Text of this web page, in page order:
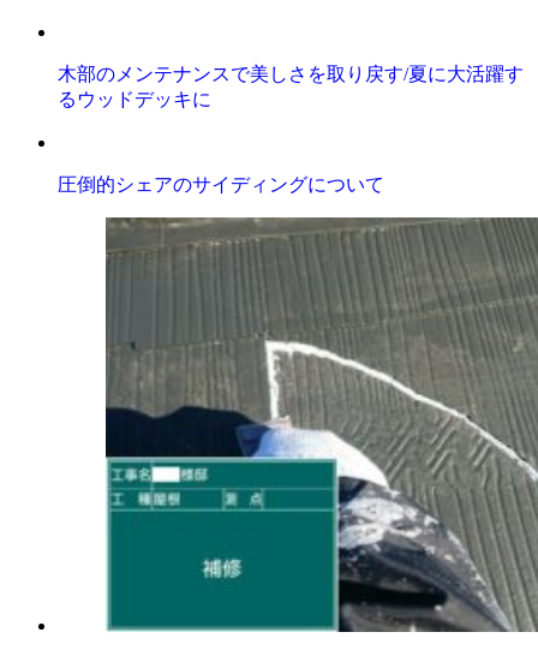
木部のメンテナンスで美しさを取り戻す/夏に大活躍す
るウッドデッキに
圧倒的シェアのサイディングについて